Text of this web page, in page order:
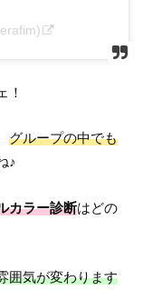
！
グループの中でも
♪
カラー診断はどの
囲気が変わります